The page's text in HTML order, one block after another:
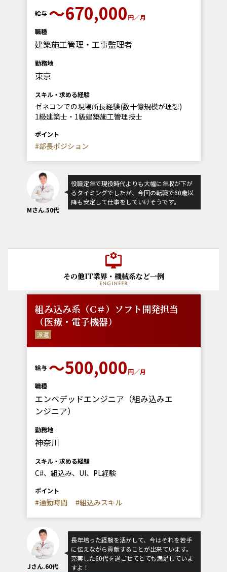
給与 〜670,000円／月
職種
建築施工管理・工事監理者
勤務地
東京
スキル・求める経験
ゼネコンでの現場所長経験(数十億規模が理想)
1級建築士・1級建築施工管理技士
ポイント
#部長ポジション
Mさん.50代
役職定年で現役時代よりも大幅に年収が下が
るタイミングでしたが、今回の転職で60歳以
降も安定して仕事をしていけそうです。
その他IT業界・機械系など一例
engineer
組み込み系（C＃）ソフト開発担当
（医療・電子機器）
派遣
給与 〜500,000円／月
職種
エンベデッドエンジニア（組み込みエ
ンジニア）
勤務地
神奈川
スキル・求める経験
C#、組込み、UI、PL経験
ポイント
#通勤時間 #組込みスキル
Jさん.60代
長年培った経験を活かして、今はそれを若手
に伝えながら貢献することが出来ています。
充実した60代を過ごせてとても満足していま
すよ！